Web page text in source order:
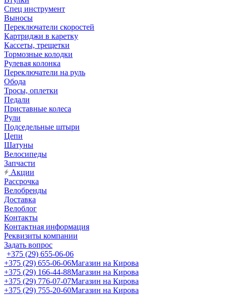
Спец инструмент
Выносы
Переключатели скоростей
Картриджи в каретку
Кассеты, трещетки
Тормозные колодки
Рулевая колонка
Переключатели на руль
Обода
Тросы, оплетки
Педали
Приставные колеса
Рули
Подседельные штыри
Цепи
Шатуны
Велосипеды
Запчасти
Акции
Рассрочка
Велобренды
Доставка
Велоблог
Контакты
Контактная информация
Реквизиты компании
Задать вопрос
+375 (29) 655-06-06
+375 (29) 655-06-06Магазин на Кирова
+375 (29) 166-44-88Магазин на Кирова
+375 (29) 776-07-07Магазин на Кирова
+375 (29) 755-20-60Магазин на Кирова